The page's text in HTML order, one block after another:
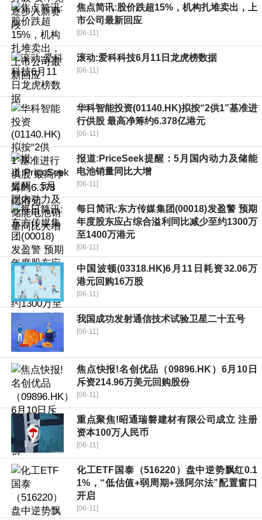
焦点简讯:股价跌超15%，机构扎堆卖出，上
市公司最新回应
[06-11]
滚动:爱科科技6月11日龙虎榜数据
[06-11]
华科智能投资(01140.HK)拟按“2供1”基准进
行供股 最高净筹约6.378亿港元
[06-11]
报道:PriceSeek提醒：5月国内动力及储能
电池销量同比大增
[06-11]
每日简讯:东方传媒集团(00018)发盈警 预期
年度股东应占综合溢利同比减少至约1300万
至1400万港元
[06-11]
中国波顿(03318.HK)6月11日耗资32.06万
港元回购16万股
[06-11]
我国成功发射通信技术试验卫星二十五号
[06-11]
焦点快报!名创优品（09896.HK）6月10日
斥资214.96万美元回购股份
[06-11]
重点聚焦!昭通瑞磐建材有限公司成立 注册
资本100万人民币
[06-11]
化工ETF国泰（516220）盘中逆势飘红0.1
1%，“低估值+弱周期+强阿尔法”配置窗口
开启
[06-11]